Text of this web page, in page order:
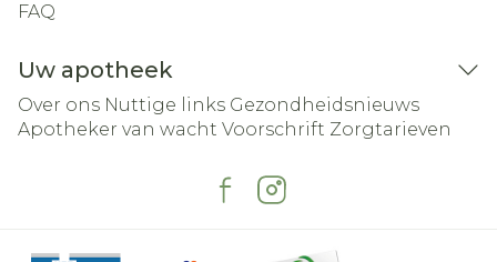
FAQ
Uw apotheek
Over ons Nuttige links Gezondheidsnieuws
Apotheker van wacht Voorschrift Zorgtarieven